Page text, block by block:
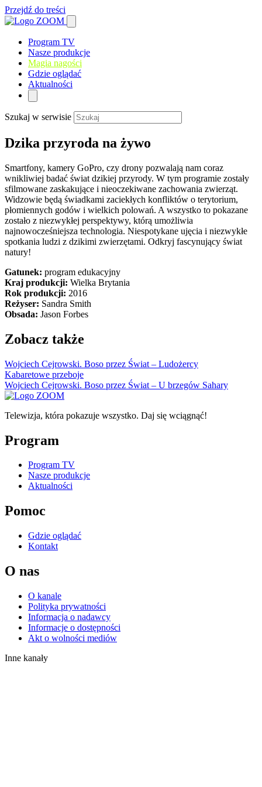
Przejdź do treści
Program TV
Nasze produkcje
Magia nagości
Gdzie oglądać
Aktualności
Szukaj w serwisie
Dzika przyroda na żywo
Smartfony, kamery GoPro, czy drony pozwalają nam coraz
wnikliwiej badać świat dzikiej przyrody. W tym programie zostały
sfilmowane zaskakujące i nieoczekiwane zachowania zwierząt.
Widzowie będą świadkami zaciekłych konfliktów o terytorium,
płomiennych godów i wielkich polowań. A wszystko to pokazane
zostało z niezwykłej perspektywy, którą umożliwia
najnowocześniejsza technologia. Niespotykane ujęcia i niezwykłe
spotkania ludzi z dzikimi zwierzętami. Odkryj fascynujący świat
natury!
Gatunek: program edukacyjny
Kraj produkcji: Wielka Brytania
Rok produkcji: 2016
Reżyser: Sandra Smith
Obsada: Jason Forbes
Zobacz także
Wojciech Cejrowski. Boso przez Świat – Ludożercy
Kabaretowe przeboje
Wojciech Cejrowski. Boso przez Świat – U brzegów Sahary
Telewizja, która pokazuje wszystko. Daj się wciągnąć!
Program
Program TV
Nasze produkcje
Aktualności
Pomoc
Gdzie oglądać
Kontakt
O nas
O kanale
Polityka prywatności
Informacja o nadawcy
Informacje o dostępności
Akt o wolności mediów
Inne kanały